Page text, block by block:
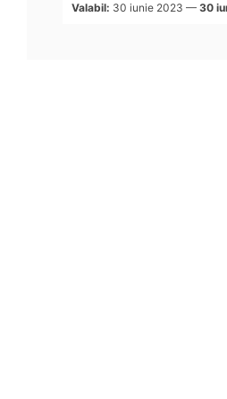
Valabil: 30 iunie 2023 — 30